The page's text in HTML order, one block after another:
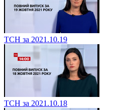
ТСН за 2021.10.19
ТСН за 2021.10.18